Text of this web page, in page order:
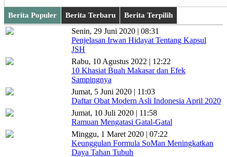
Berita Populer Berita Terbaru Berita Terpilih
Senin, 29 Juni 2020 | 08:31
Penjelasan Irwan Hidayat Tentang Kapsul
JSH
Rabu, 10 Agustus 2022 | 12:22
10 Khasiat Buah Makasar dan Efek
Sampingnya
Jumat, 5 Juni 2020 | 11:03
Daftar Obat Modern Asli Indonesia April 2020
Jumat, 10 Juli 2020 | 11:58
Ramuan Mengatasi Gatal-Gatal
Minggu, 1 Maret 2020 | 07:22
Keunggulan Formula SoMan Meningkatkan
Daya Tahan Tubuh